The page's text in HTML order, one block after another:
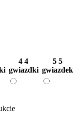
4 4
gwiazdki
5 5
gwiazdek